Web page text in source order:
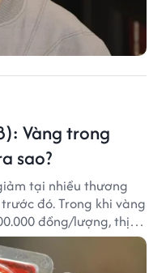
Vàng trong
sao?
tại nhiều thương
đó. Trong khi vàng
đồng/lượng, thị
cao, với sự chênh